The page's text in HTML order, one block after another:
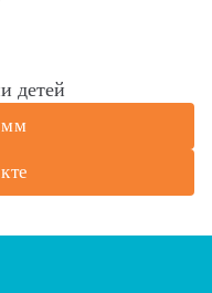
детей